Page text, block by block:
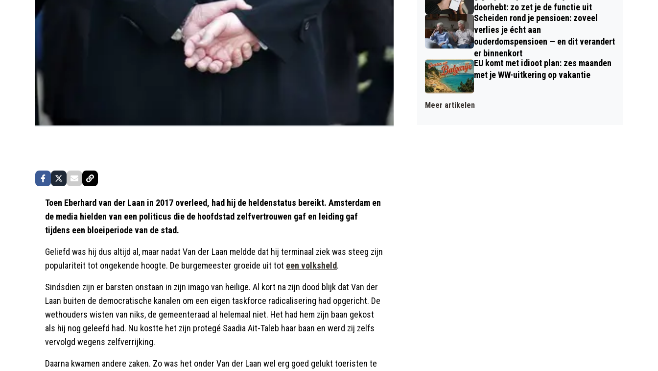
Toen Eberhard van der Laan in 2017 overleed, had hij de heldenstatus bereikt. Amsterdam en
de media hielden van een politicus die de hoofdstad zelfvertrouwen gaf en leiding gaf
tijdens een bloeiperiode van de stad.
Geliefd was hij dus altijd al, maar nadat Van der Laan meldde dat hij terminaal ziek was steeg zijn
populariteit tot ongekende hoogte. De burgemeester groeide uit tot een volksheld.
Sindsdien zijn er barsten onstaan in zijn imago van heilige. Al kort na zijn dood blijk dat Van der
Laan buiten de democratische kanalen om een eigen taskforce radicalisering had opgericht. De
wethouders wisten van niks, de gemeenteraad al helemaal niet. Het had hem zijn baan gekost
als hij nog geleefd had. Nu kostte het zijn protegé Saadia Ait-Taleb haar baan en werd zij zelfs
vervolgd wegens zelfverrijking.
Daarna kwamen andere zaken. Zo was het onder Van der Laan wel erg goed gelukt toeristen te
doorhebt: zo zet je de functie uit
Scheiden rond je pensioen: zoveel
verlies je écht aan
ouderdomspensioen — en dit verandert
er binnenkort
EU komt met idioot plan: zes maanden
met je WW-uitkering op vakantie
Meer artikelen